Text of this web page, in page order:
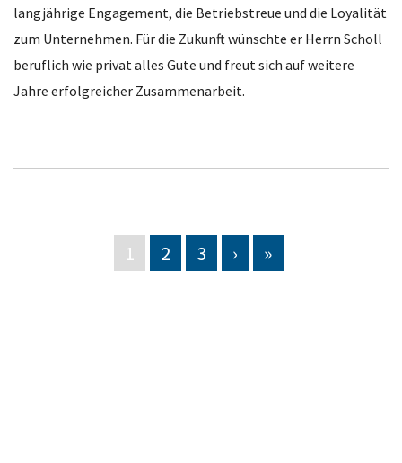
langjährige Engagement, die Betriebstreue und die Loyalität
zum Unternehmen. Für die Zukunft wünschte er Herrn Scholl
beruflich wie privat alles Gute und freut sich auf weitere
Jahre erfolgreicher Zusammenarbeit.
1 2 3 › »